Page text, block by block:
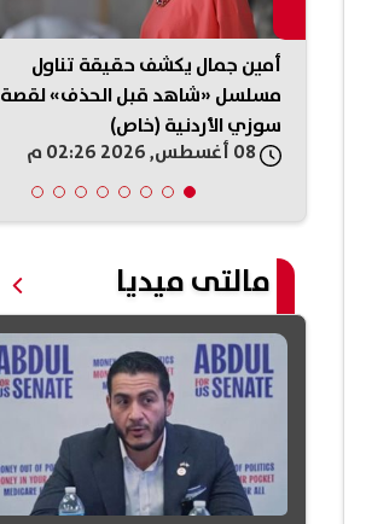
أمين جمال يكشف حقيقة تناول
مسلسل «شاهد قبل الحذف» لقصة
سوزي الأردنية (خاص)
مالتى ميديا